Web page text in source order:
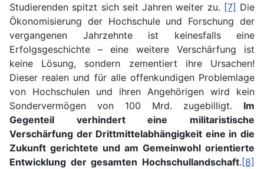
Studierenden spitzt sich seit Jahren weiter zu. [7] Die
Ökonomisierung der Hochschule und Forschung der
vergangenen Jahrzehnte ist keinesfalls eine
Erfolgsgeschichte – eine weitere Verschärfung ist
keine Lösung, sondern zementiert ihre Ursachen!
Dieser realen und für alle offenkundigen Problemlage
von Hochschulen und ihren Angehörigen wird kein
Sondervermögen von 100 Mrd. zugebilligt. Im
Gegenteil verhindert eine militaristische
Verschärfung der Drittmittelabhängigkeit eine in die
Zukunft gerichtete und am Gemeinwohl orientierte
Entwicklung der gesamten Hochschullandschaft.[8]